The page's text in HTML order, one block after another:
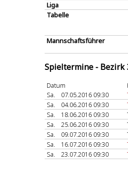
Liga
Tabelle
Mannschaftsführer
Spieltermine - Bezirk
Datum
Sa.
07.05.2016 09:30
Sa.
04.06.2016 09:30
Sa.
18.06.2016 09:30
Sa.
25.06.2016 09:30
Sa.
09.07.2016 09:30
Sa.
16.07.2016 09:30
Sa.
23.07.2016 09:30